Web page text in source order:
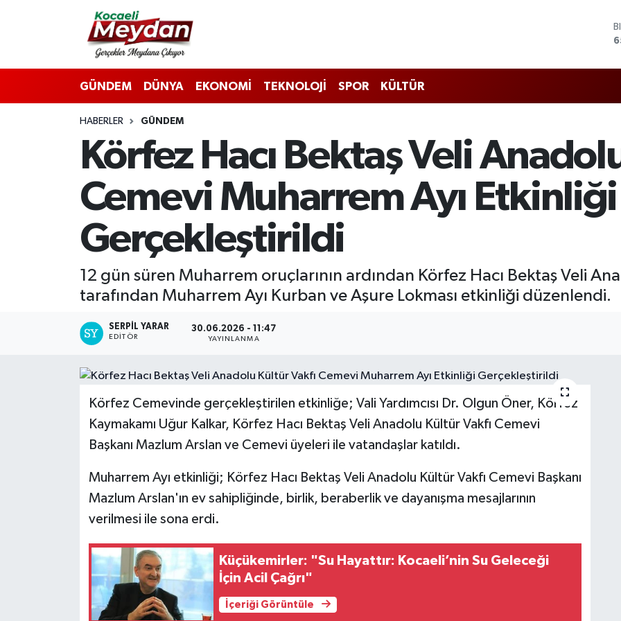
GÜNDEM DÜNYA EKONOMİ TEKNOLOJİ SPOR KÜLTÜR
HABERLER GÜNDEM
Körfez Hacı Bektaş Veli
Cemevi Muharrem Ayı Etkinliği
Gerçekleştirildi
12 gün süren Muharrem oruçlarının ardından Körfez Hacı Bektaş Veli
tarafından Muharrem Ayı Kurban ve Aşure Lokması etkinliği düzenlendi.
SERPİL YARAR
EDITÖR
30.06.2026 - 11:47
YAYINLANMA
Körfez Cemevinde gerçekleştirilen etkinliğe; Vali Yardımcısı Dr. Olgun Öner, Körfez
Kaymakamı Uğur Kalkar, Körfez Hacı Bektaş Veli Anadolu Kültür Vakfı Cemevi
Başkanı Mazlum Arslan ve Cemevi üyeleri ile vatandaşlar katıldı.
Muharrem Ayı etkinliği; Körfez Hacı Bektaş Veli Anadolu Kültür Vakfı Cemevi Başkanı
Mazlum Arslan'ın ev sahipliğinde, birlik, beraberlik ve dayanışma mesajlarının
verilmesi ile sona erdi.
Küçükemirler: "Su Hayattır: Kocaeli’nin Su Geleceği
İçin Acil Çağrı"
İçeriği Görüntüle
Nöbetçi Eczaneler
Hava Durumu
Trafik Durumu
Süper Lig Puan Durumu ve Fikstür
Tüm Manşetler
Son Dakika Haberleri